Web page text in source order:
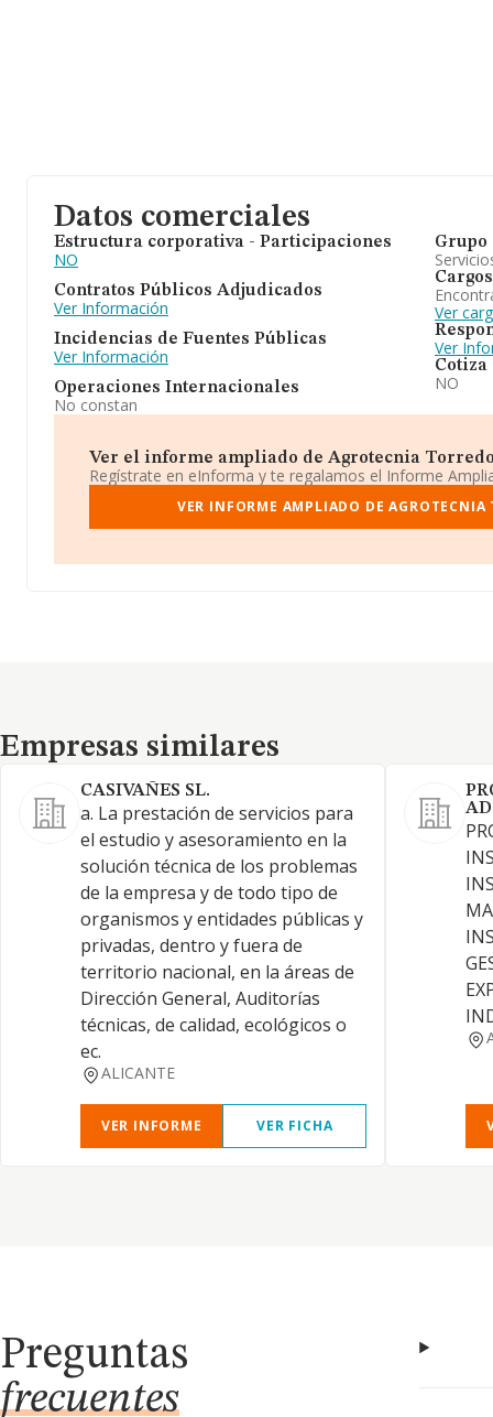
Datos comerciales
Estructura corporativa - Participaciones
NO
Contratos Públicos Adjudicados
Ver Información
Incidencias de Fuentes Públicas
Ver Información
Operaciones Internacionales
No constan
Grupo
Cargos
Ver
Ver
Cotiza
NO
Ver el informe ampliado de Agrotecnia
Regístrate en eInforma y te regalamos el Informe
VER INFORME AMPLIADO DE AGROTECNIA
Empresas similares
Empresas similares
CASIVAÑES SL.
a. La prestación de servicios para
el estudio y asesoramiento en la
solución técnica de los problemas
de la empresa y de todo tipo de
organismos y entidades públicas y
privadas, dentro y fuera de
territorio nacional, en la áreas de
Dirección General, Auditorías
técnicas, de calidad, ecológicos o
ec.
ALICANTE
VER INFORME VER FICHA
Preguntas
frecuentes